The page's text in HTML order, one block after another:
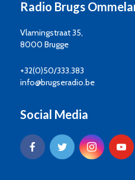
Radio Brugs
Vlamingstraat 35,
8000 Brugge
+32(0)50/333.383
info@brugseradio.be
Social Media